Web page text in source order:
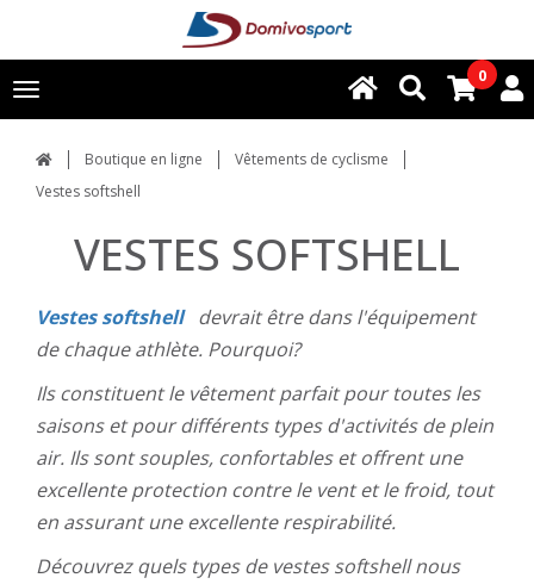
Toggle
navigation
0
Boutique en ligne
Vêtements de cyclisme
Vestes softshell
VESTES SOFTSHELL
Vestes softshell devrait être dans l'équipement
de chaque athlète. Pourquoi?
Ils constituent le vêtement parfait pour toutes les
saisons et pour différents types d'activités de plein
air. Ils sont souples, confortables et offrent une
excellente protection contre le vent et le froid, tout
en assurant une excellente respirabilité.
Découvrez quels types de vestes softshell nous